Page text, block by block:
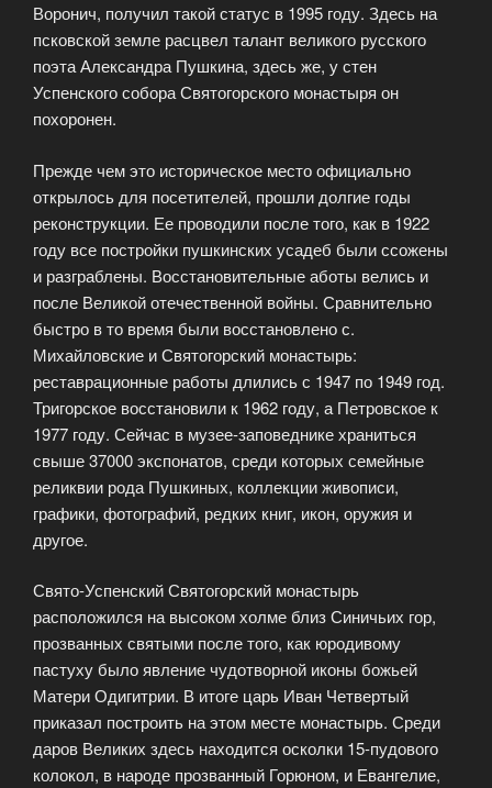
Воронич, получил такой статус в 1995 году. Здесь на
псковской земле расцвел талант великого русского
поэта Александра Пушкина, здесь же, у стен
Успенского собора Святогорского монастыря он
похоронен.
Прежде чем это историческое место официально
открылось для посетителей, прошли долгие годы
реконструкции. Ее проводили после того, как в 1922
году все постройки пушкинских усадеб были ссожены
и разграблены. Восстановительные аботы велись и
после Великой отечественной войны. Сравнительно
быстро в то время были восстановлено с.
Михайловские и Святогорский монастырь:
реставрационные работы длились с 1947 по 1949 год.
Тригорское восстановили к 1962 году, а Петровское к
1977 году. Сейчас в музее-заповеднике храниться
свыше 37000 экспонатов, среди которых семейные
реликвии рода Пушкиных, коллекции живописи,
графики, фотографий, редких книг, икон, оружия и
другое.
Свято-Успенский Святогорский монастырь
расположился на высоком холме близ Синичьих гор,
прозванных святыми после того, как юродивому
пастуху было явление чудотворной иконы божьей
Матери Одигитрии. В итоге царь Иван Четвертый
приказал построить на этом месте монастырь. Среди
даров Великих здесь находится осколки 15-пудового
колокол, в народе прозванный Горюном, и Евангелие,